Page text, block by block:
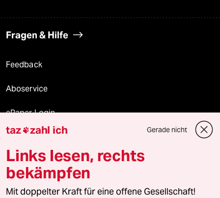
Fragen & Hilfe
Feedback
Aboservice
ePaper Login
Downloads für Abonnierende
© 2026 taz Verlags und Vertriebs GmbH
Alle Rechte vorbehalten. Bei rechtlichen Fragen oder für Genehmigungen
taz zahl ich Gerade nicht
Links lesen, rechts
bekämpfen
Mit doppelter Kraft für eine offene Gesellschaft!